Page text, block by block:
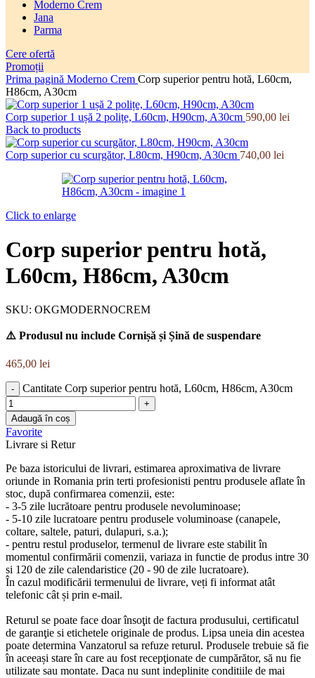
Moderno Crem
Jana
Parma
Cere ofertă
Promoții
Prima pagină Moderno Crem Corp superior pentru hotă, L60cm,
H86cm, A30cm
Corp superior 1 ușă 2 polițe, L60cm, H90cm, A30cm 590,00 lei
Back to products
Corp superior cu scurgător, L80cm, H90cm, A30cm 740,00 lei
Click to enlarge
Corp superior pentru hotă,
L60cm, H86cm, A30cm
SKU: OKGMODERNOCREM
⚠️ Produsul nu include Cornișă și Șină de suspendare
465,00 lei
Cantitate Corp superior pentru hotă, L60cm, H86cm, A30cm
Adaugă în coș
Favorite
Livrare si Retur
Pe baza istoricului de livrari, estimarea aproximativa de livrare
oriunde in Romania prin terti profesionisti pentru produsele aflate în
stoc, după confirmarea comenzii, este:
- 3-5 zile lucrătoare pentru produsele nevoluminoase;
- 5-10 zile lucratoare pentru produsele voluminoase (canapele,
coltare, saltele, paturi, dulapuri, s.a.);
- pentru restul produselor, termenul de livrare este stabilit în
momentul confirmării comenzii, variaza in functie de produs intre 30
si 120 de zile calendaristice (20 - 90 de zile lucratoare).
În cazul modificării termenului de livrare, veți fi informat atât
telefonic cât și prin e-mail.
Returul se poate face doar însoţit de factura produsului, certificatul
de garanţie si etichetele originale de produs. Lipsa uneia din acestea
poate determina Vanzatorul sa refuze returul. Produsele trebuie să fie
în aceeași stare în care au fost recepţionate de cumpărător, să nu fie
utilizate sau montate. Daca nu sunt indeplinite conditiile de mai